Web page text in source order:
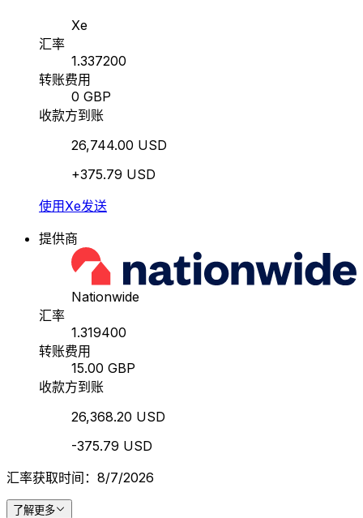
Xe
汇率
1.337200
转账费用
0 GBP
收款方到账
26,744.00 USD
+375.79 USD
使用Xe发送
提供商
Nationwide
汇率
1.319400
转账费用
15.00 GBP
收款方到账
26,368.20 USD
-375.79 USD
汇率获取时间：8/7/2026
了解更多